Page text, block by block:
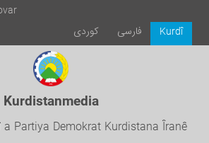
Kurdî
فارسی كوردی
Kurdistanmedia
a Partiya Demokrat Kurdistana Îranê